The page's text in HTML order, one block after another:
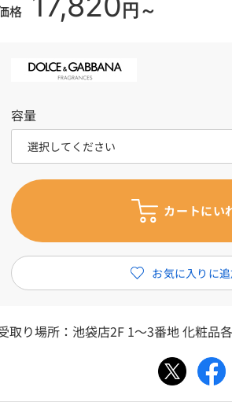
格 円～
容量
取り場所： 池袋店2F 1～3番地 化粧品